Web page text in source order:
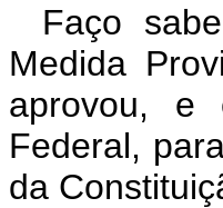
Faço
Medida
aprovou, e
Federal,
da